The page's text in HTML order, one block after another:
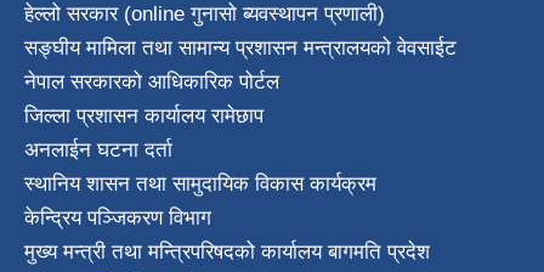
हेल्लो सरकार (online गुनासो ब्यवस्थापन प्रणाली)
सङ्घीय मामिला तथा सामान्य प्रशासन मन्त्रालयको वेवसाईट
नेपाल सरकारको आधिकारिक पोर्टल
जिल्ला प्रशासन कार्यालय रामेछाप
अनलाईन घटना दर्ता
स्थानिय शासन तथा सामुदायिक विकास कार्यक्रम
केन्द्रिय पञ्जिकरण विभाग
मुख्य मन्त्री तथा मन्त्रिपरिषदको कार्यालय बागमति प्रदेश